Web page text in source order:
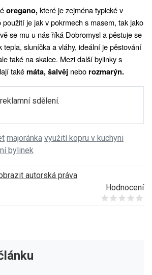
oregano, které je zejména typické v
je jak v pokrmech s masem, tak jako
se mu u nás říká Dobromysl a pěstuje se
tepla, sluníčka a vláhy, ideální je pěstování
také na skalce. Mezi další bylinky s
také máta, šalvěj nebo rozmarýn.
sdělení.
majoránka využití kopru v kuchyni
bylinek
autorská práva
Hodnocení
Give it 1/5
Give it 2/5
Give it 3/5
Give it 4/5
Give it 5/5